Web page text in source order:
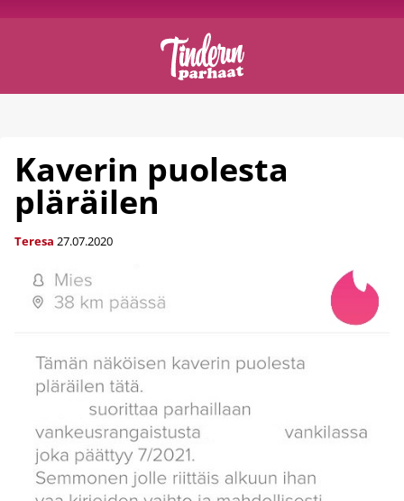
Kaverin puolesta
pläräilen
Teresa 27.07.2020